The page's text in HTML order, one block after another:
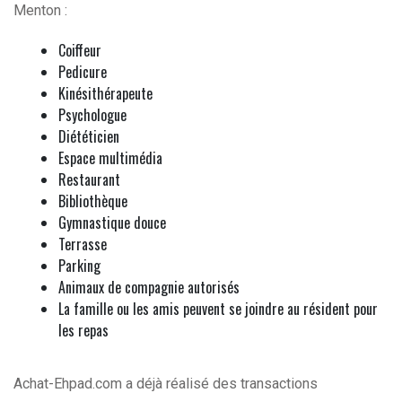
Menton :
Coiffeur
Pedicure
Kinésithérapeute
Psychologue
Diététicien
Espace multimédia
Restaurant
Bibliothèque
Gymnastique douce
Terrasse
Parking
Animaux de compagnie autorisés
La famille ou les amis peuvent se joindre au résident pour
les repas
Achat-Ehpad.com a déjà réalisé des transactions